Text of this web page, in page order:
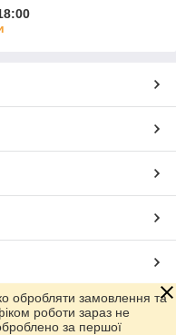
обробляти замовлення та
роботи зараз не
за першої